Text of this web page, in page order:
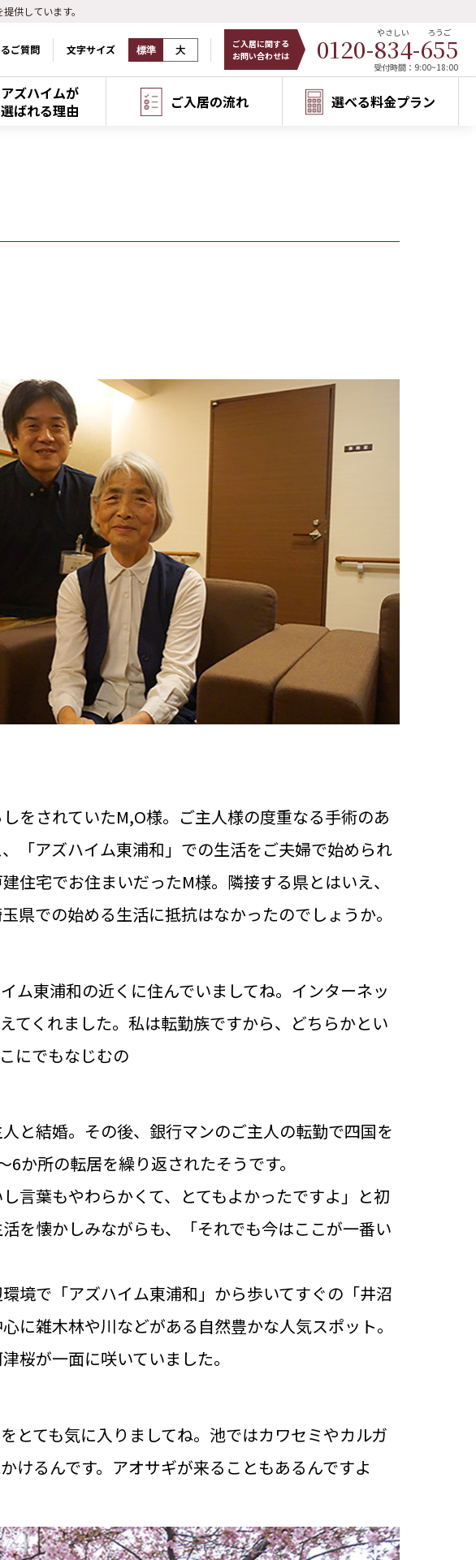
供しています。
ご質問 文字サイズ 標準 大
ご入居に関する
お問い合わせは
0120-834
やさしい
-655
ろうご
受付時間：9:00~18:00
アズハイムが
選ばれる理由
ご入居の流れ 選べる料金プラン
をされていたM,O様。ご主人様の度重なる手術のあ
「アズハイム東浦和」での生活をご夫婦で始められ
住宅でお住まいだったM様。隣接する県とはいえ、
県での始める生活に抵抗はなかったのでしょうか。
ム東浦和の近くに住んでいましてね。インターネッ
てくれました。私は転勤族ですから、どちらかとい
にでもなじむの
と結婚。その後、銀行マンのご主人の転勤で四国を
か所の転居を繰り返されたそうです。
し言葉もやわらかくて、とてもよかったですよ」と初
を懐かしみながらも、「それでも今はここが一番い
境で「アズハイム東浦和」から歩いてすぐの「井沼
に雑木林や川などがある自然豊かな人気スポット。
桜が一面に咲いていました。
とても気に入りましてね。池ではカワセミやカルガ
けるんです。アオサギが来ることもあるんですよ